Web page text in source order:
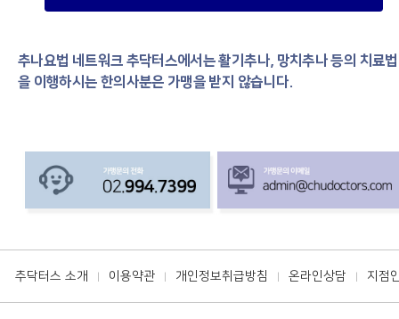
추나요법 네트워크 추닥터스에서는 활기추나, 망치추나 등의 치료법
을 이행하시는 한의사분은 가맹을 받지 않습니다.
추닥터스 소개 | 이용약관 | 개인정보취급방침 | 온라인상담 | 지점